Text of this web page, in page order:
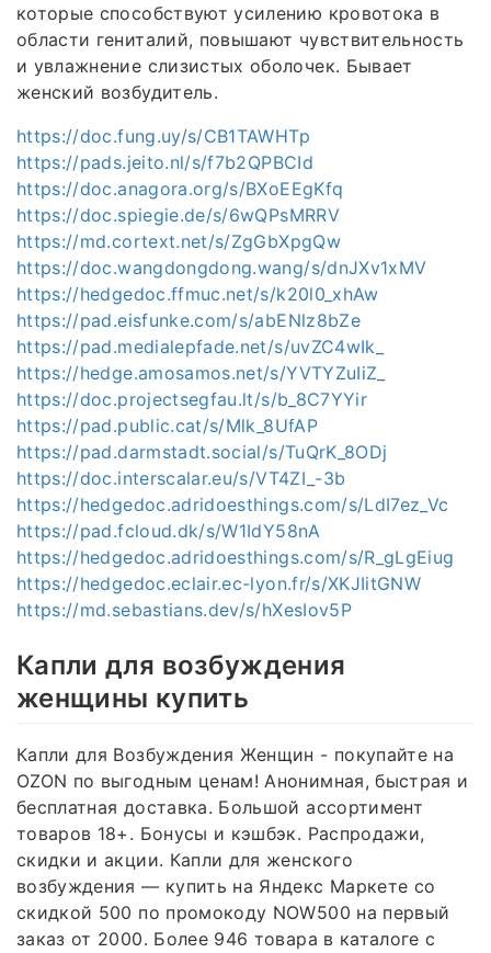
которые способствуют усилению кровотока в
области гениталий, повышают чувствительность
и увлажнение слизистых оболочек. Бывает
женский возбудитель.
https://doc.fung.uy/s/CB1TAWHTp
https://pads.jeito.nl/s/f7b2QPBCId
https://doc.anagora.org/s/BXoEEgKfq
https://doc.spiegie.de/s/6wQPsMRRV
https://md.cortext.net/s/ZgGbXpgQw
https://doc.wangdongdong.wang/s/dnJXv1xMV
https://hedgedoc.ffmuc.net/s/k20l0_xhAw
https://pad.eisfunke.com/s/abENlz8bZe
https://pad.medialepfade.net/s/uvZC4wIk_
https://hedge.amosamos.net/s/YVTYZuIiZ_
https://doc.projectsegfau.lt/s/b_8C7YYir
https://pad.public.cat/s/Mlk_8UfAP
https://pad.darmstadt.social/s/TuQrK_8ODj
https://doc.interscalar.eu/s/VT4ZI_-3b
https://hedgedoc.adridoesthings.com/s/LdI7ez_Vc
https://pad.fcloud.dk/s/W1IdY58nA
https://hedgedoc.adridoesthings.com/s/R_gLgEiug
https://hedgedoc.eclair.ec-lyon.fr/s/XKJIitGNW
https://md.sebastians.dev/s/hXesIov5P
Капли для возбуждения
женщины купить
Капли для Возбуждения Женщин - покупайте на
OZON по выгодным ценам! Анонимная, быстрая и
бесплатная доставка. Большой ассортимент
товаров 18+. Бонусы и кэшбэк. Распродажи,
скидки и акции. Капли для женского
возбуждения — купить на Яндекс Маркете со
скидкой 500 по промокоду NOW500 на первый
заказ от 2000. Более 946 товара в каталоге с